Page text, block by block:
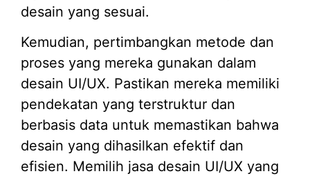
desain yang sesuai.
Kemudian, pertimbangkan metode dan
proses yang mereka gunakan dalam
desain UI/UX. Pastikan mereka memiliki
pendekatan yang terstruktur dan
berbasis data untuk memastikan bahwa
desain yang dihasilkan efektif dan
efisien. Memilih jasa desain UI/UX yang